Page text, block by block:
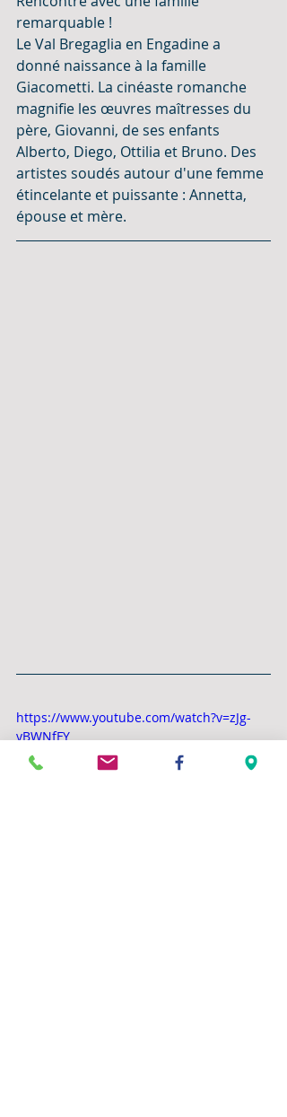
remarquable !
Le Val Bregaglia en Engadine a
donné naissance à la famille
Giacometti. La cinéaste romanche
magnifie les œuvres maîtresses du
père, Giovanni, de ses enfants
Alberto, Diego, Ottilia et Bruno. Des
artistes soudés autour d'une femme
étincelante et puissante : Annetta,
épouse et mère.
https://www.youtube.com/watch?v=zJg-
vBWNfFY